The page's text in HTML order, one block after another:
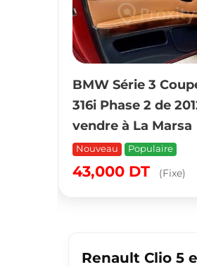
BMW Série 3
316i Phase 2 de
vendre à La Marsa
Nouveau Populaire
43,000 DT (Fixe)
Renault Clio 5